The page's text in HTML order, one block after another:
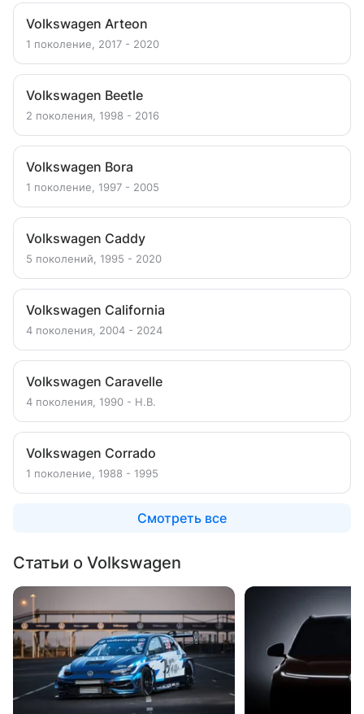
Volkswagen Arteon
1 поколение, 2017 - 2020
Volkswagen Beetle
2 поколения, 1998 - 2016
Volkswagen Bora
1 поколение, 1997 - 2005
Volkswagen Caddy
5 поколений, 1995 - 2020
Volkswagen California
4 поколения, 2004 - 2024
Volkswagen Caravelle
4 поколения, 1990 - Н.В.
Volkswagen Corrado
1 поколение, 1988 - 1995
Смотреть все
Статьи о Volkswagen